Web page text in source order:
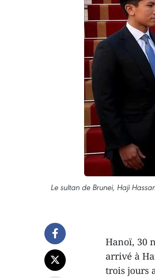
Le sultan de Brunei, Haji
Hanoï, 30
arrivé à
trois jours